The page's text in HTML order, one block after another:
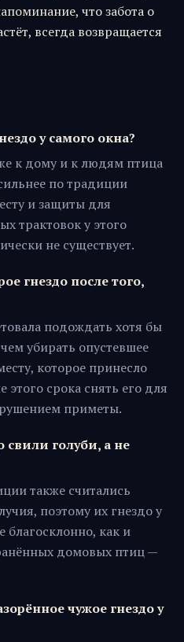
что забота о
всегда возвращается
у самого окна?
к дому и к людям птица
по традиции
и защиты для
трактовок у этого
не существует.
гнездо после того,
подождать хотя бы
убирать опустевшее
которое принесло
этого срока снять его для
приметы.
свили голуби, а не
также считались
поэтому их гнездо у
благосклонно, как и
домовых птиц —
чужое гнездо у